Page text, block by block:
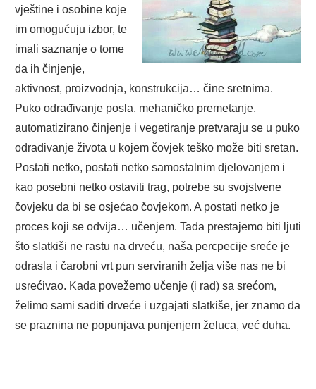
vještine i osobine koje
im omogućuju izbor, te
imali saznanje o tome
da ih činjenje,
aktivnost, proizvodnja, konstrukcija… čine sretnima.
Puko odrađivanje posla, mehaničko premetanje,
automatizirano činjenje i vegetiranje pretvaraju se u puko
odrađivanje života u kojem čovjek teško može biti sretan.
Postati netko, postati netko samostalnim djelovanjem i
kao posebni netko ostaviti trag, potrebe su svojstvene
čovjeku da bi se osjećao čovjekom. A postati netko je
proces koji se odvija… učenjem. Tada prestajemo biti ljuti
što slatkiši ne rastu na drveću, naša percpecije sreće je
odrasla i čarobni vrt pun serviranih želja više nas ne bi
usrećivao. Kada povežemo učenje (i rad) sa srećom,
želimo sami saditi drveće i uzgajati slatkiše, jer znamo da
se praznina ne popunjava punjenjem želuca, već duha.